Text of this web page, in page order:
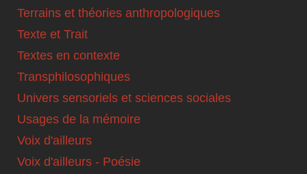
Terrains et théories anthropologiques
Texte et Trait
Textes en contexte
Transphilosophiques
Univers sensoriels et sciences sociales
Usages de la mémoire
Voix d'ailleurs
Voix d'ailleurs - Poésie